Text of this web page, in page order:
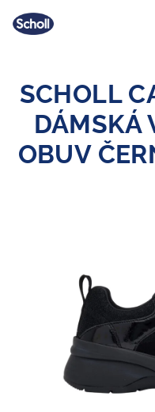
obsah
SCHOLL
DÁMSKÁ
OBUV